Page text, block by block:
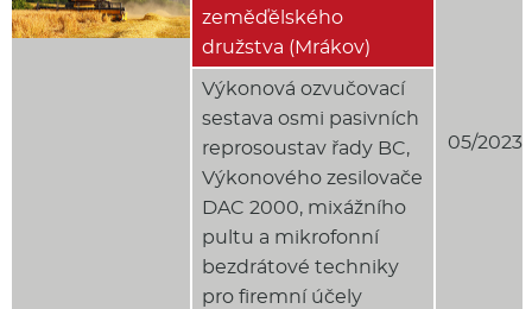
zeměďělského
družstva (Mrákov)
05/2023
Výkonová ozvučovací
sestava osmi pasivních
reprosoustav řady BC,
Výkonového zesilovače
DAC 2000, mixážního
pultu a mikrofonní
bezdrátové techniky
pro firemní účely